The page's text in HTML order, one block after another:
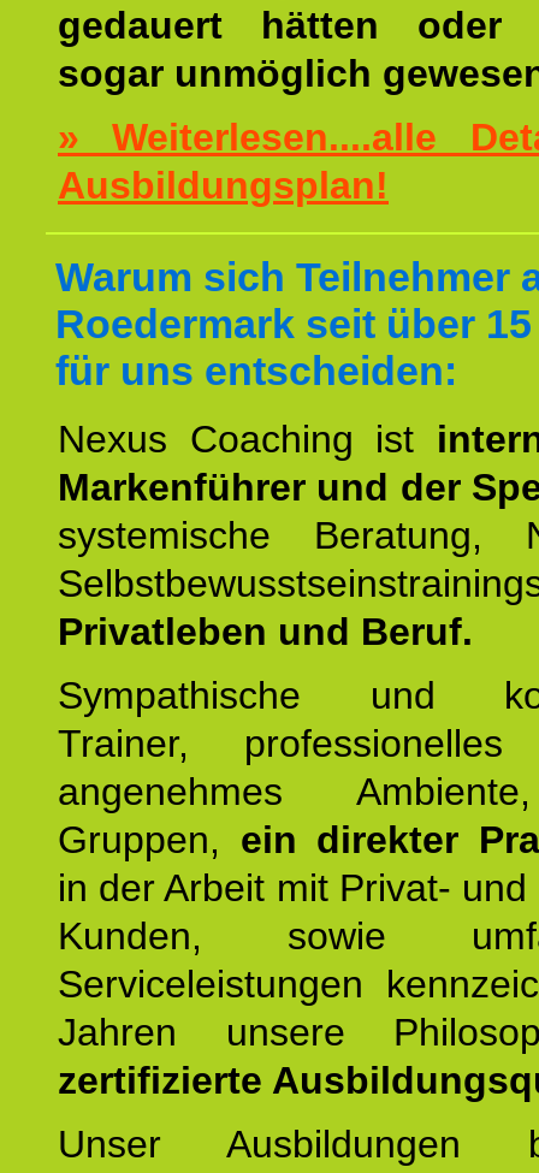
gedauert hätten oder
sogar unmöglich
» Weiterlesen....alle
Ausbildungsplan!
Warum sich Teilnehmer
Roedermark seit über
für uns entscheiden:
Nexus Coaching ist
Markenführer und der
systemische Beratung,
Privatleben und Beruf.
Sympathische und
Trainer, professionelles
angenehmes
Gruppen, ein direkter
in der Arbeit mit Privat-
Kunden, sowie
Serviceleistungen
Jahren unsere
zertifizierte
Unser Ausbildungen